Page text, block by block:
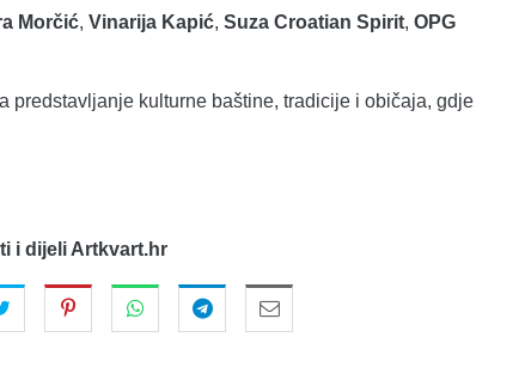
Morčić, Vinarija Kapić, Suza Croatian Spirit, OPG
predstavljanje kulturne baštine, tradicije i običaja, gdje
i dijeli Artkvart.hr